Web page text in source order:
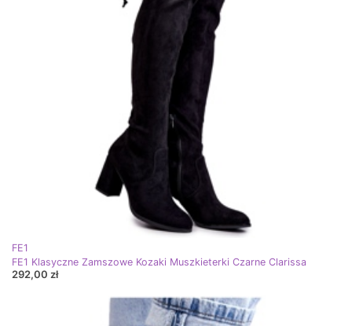
FE1
FE1 Klasyczne Zamszowe Kozaki Muszkieterki Czarne Clarissa
292,00 zł